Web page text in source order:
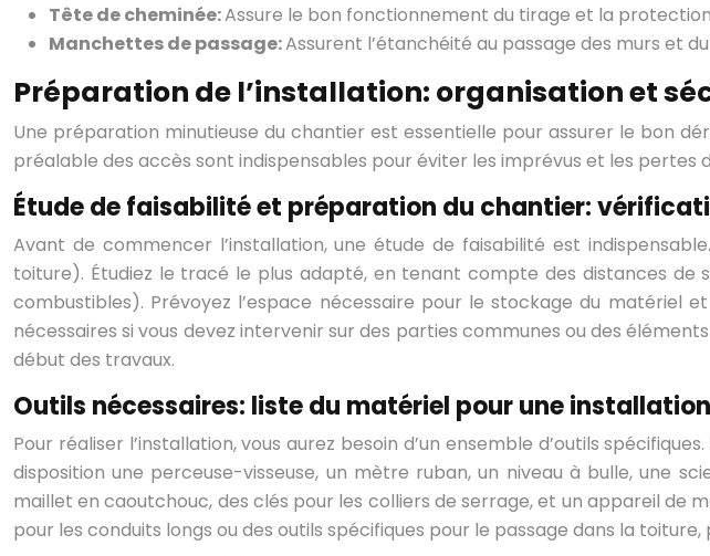
Tête de cheminée:Assure le bon fonctionnement du tirage et la
Manchettes de passage:Assurent l’étanchéité au passage des murs et
Préparation de l’installation: organisation et
Une préparation minutieuse du chantier est essentielle pour assurer le bon
préalable des accès sont indispensables pour éviter les imprévus et les pertes
Étude de faisabilité et préparation du chantier:
Avant de commencer l’installation, une étude de faisabilité est
toiture). Étudiez le tracé le plus adapté, en tenant compte des distances
combustibles). Prévoyez l’espace nécessaire pour le stockage du matériel
nécessaires si vous devez intervenir sur des parties communes ou des
début des travaux.
Outils nécessaires: liste du matériel pour une
Pour réaliser l’installation, vous aurez besoin d’un ensemble d’outils
disposition une perceuse-visseuse, un mètre ruban, un niveau à bulle, une
maillet en caoutchouc, des clés pour les colliers de serrage, et un appareil de
pour les conduits longs ou des outils spécifiques pour le passage dans la